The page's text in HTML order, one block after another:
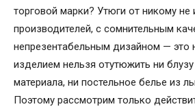
торговой марки? Утюги от никому не
производителей, с сомнительным
непрезентабельным дизайном — это
изделием нельзя отутюжить ни
материала, ни постельное белье из
Поэтому рассмотрим только